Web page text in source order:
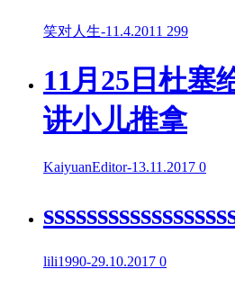
笑对人生-11.4.2011 299
11月25日杜塞
讲小儿推拿
KaiyuanEditor-13.11.2017 0
lili1990-29.10.2017 0